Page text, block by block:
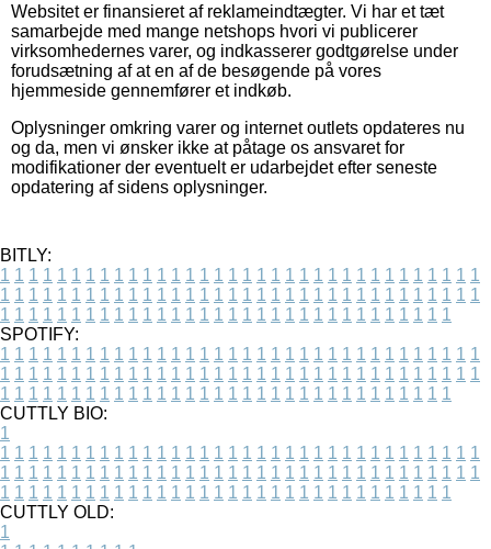
Websitet er finansieret af reklameindtægter. Vi har et tæt
samarbejde med mange netshops hvori vi publicerer
virksomhedernes varer, og indkasserer godtgørelse under
forudsætning af at en af de besøgende på vores
hjemmeside gennemfører et indkøb.
Oplysninger omkring varer og internet outlets opdateres nu
og da, men vi ønsker ikke at påtage os ansvaret for
modifikationer der eventuelt er udarbejdet efter seneste
opdatering af sidens oplysninger.
BITLY:
1 1 1 1 1 1 1 1 1 1 1 1 1 1 1 1 1 1 1 1 1 1 1 1 1 1 1 1 1 1 1 1 1 1
1 1 1 1 1 1 1 1 1 1 1 1 1 1 1 1 1 1 1 1 1 1 1 1 1 1 1 1 1 1 1 1 1 1
1 1 1 1 1 1 1 1 1 1 1 1 1 1 1 1 1 1 1 1 1 1 1 1 1 1 1 1 1 1 1 1
SPOTIFY:
1 1 1 1 1 1 1 1 1 1 1 1 1 1 1 1 1 1 1 1 1 1 1 1 1 1 1 1 1 1 1 1 1 1
1 1 1 1 1 1 1 1 1 1 1 1 1 1 1 1 1 1 1 1 1 1 1 1 1 1 1 1 1 1 1 1 1 1
1 1 1 1 1 1 1 1 1 1 1 1 1 1 1 1 1 1 1 1 1 1 1 1 1 1 1 1 1 1 1 1
CUTTLY BIO:
1
1 1 1 1 1 1 1 1 1 1 1 1 1 1 1 1 1 1 1 1 1 1 1 1 1 1 1 1 1 1 1 1 1 1
1 1 1 1 1 1 1 1 1 1 1 1 1 1 1 1 1 1 1 1 1 1 1 1 1 1 1 1 1 1 1 1 1 1
1 1 1 1 1 1 1 1 1 1 1 1 1 1 1 1 1 1 1 1 1 1 1 1 1 1 1 1 1 1 1 1
CUTTLY OLD:
1